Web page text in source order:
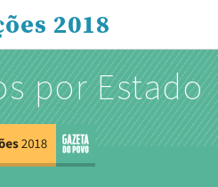
2018
por Estado